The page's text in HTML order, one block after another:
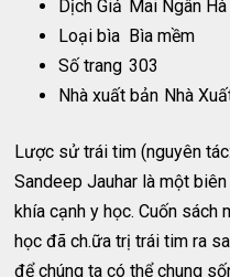
Dịch Giả Mai Ngân Hà
Loại bìa Bìa mềm
Số trang 303
Nhà xuất bản Nhà
Lược sử trái tim (nguyên
Sandeep Jauhar là một
khía cạnh y học. Cuốn sách
học đã ch.ữa trị trái tim ra
để chúng ta có thể chung